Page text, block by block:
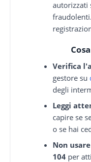
autorizzati
Verifica
gestore su
degli
Leggi
capire se
o se hai
Non
104 per